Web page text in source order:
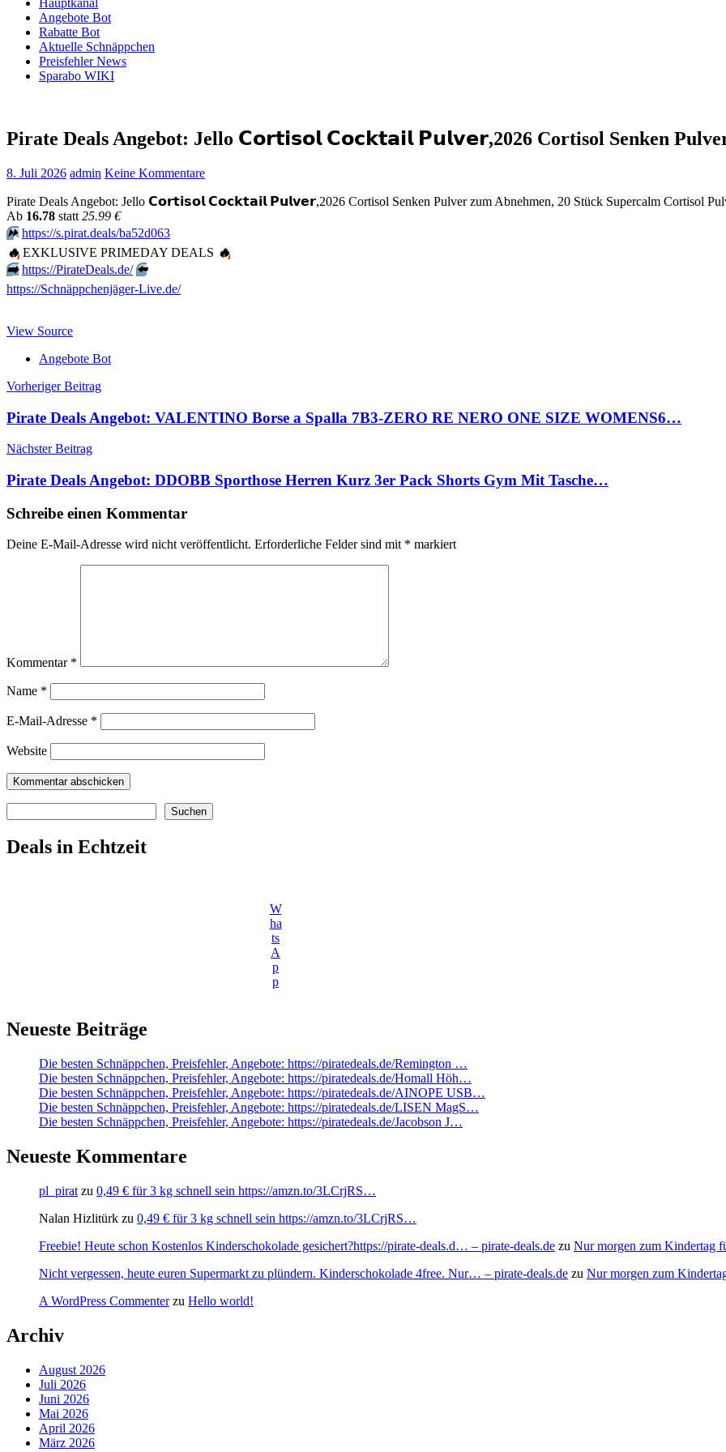
Hauptkanal
Angebote Bot
Rabatte Bot
Aktuelle Schnäppchen
Preisfehler News
Sparabo WIKI
Pirate Deals Angebot: Jello 𝗖𝗼𝗿𝘁𝗶𝘀𝗼𝗹 𝗖𝗼𝗰𝗸𝘁𝗮𝗶𝗹 𝗣𝘂𝗹𝘃𝗲𝗿,2026 Cortisol Senken
8. Juli 2026 admin Keine Kommentare
Pirate Deals Angebot: Jello 𝗖𝗼𝗿𝘁𝗶𝘀𝗼𝗹 𝗖𝗼𝗰𝗸𝘁𝗮𝗶𝗹 𝗣𝘂𝗹𝘃𝗲𝗿,2026 Cortisol Senken Pulver zum Abnehmen, 20 Stück Supercalm Cortisol
Аb 16.78 statt 25.99 €
⏩️ https://s.pirat.deals/ba52d063
🔥 EXKLUSIVE PRIMEDAY DEALS 🔥
➡️ https://PirateDeals.de/ ⬅️
https://Schnäppchenjäger-Live.de/
View Source
Angebote Bot
Beitragsnavigation
Vorheriger Beitrag
Pirate Deals Angebot: VALENTINO Borse a Spalla 7B3-ZERO RE NERO ONE SIZE WOMENS6…
Nächster Beitrag
Pirate Deals Angebot: DDOBB Sporthose Herren Kurz 3er Pack Shorts Gym Mit Tasche…
Schreibe einen Kommentar
Deine E-Mail-Adresse wird nicht veröffentlicht. Erforderliche Felder sind mit * markiert
Kommentar *
Name *
E-Mail-Adresse *
Website
Suchen
Deals in Echtzeit
W
ha
ts
A
p
p
Neueste Beiträge
Die besten Schnäppchen, Preisfehler, Angebote: https://piratedeals.de/Remington …
Die besten Schnäppchen, Preisfehler, Angebote: https://piratedeals.de/Homall Höh…
Die besten Schnäppchen, Preisfehler, Angebote: https://piratedeals.de/AINOPE USB…
Die besten Schnäppchen, Preisfehler, Angebote: https://piratedeals.de/LISEN MagS…
Die besten Schnäppchen, Preisfehler, Angebote: https://piratedeals.de/Jacobson J…
Neueste Kommentare
pl_pirat zu 0,49 € für 3 kg schnell sein https://amzn.to/3LCrjRS…
Nalan Hizlitürk zu 0,49 € für 3 kg schnell sein https://amzn.to/3LCrjRS…
Freebie! Heute schon Kostenlos Kinderschokolade gesichert?https://pirate-deals.d… – pirate-deals.de zu Nur morgen zum Kindertag
Nicht vergessen, heute euren Supermarkt zu plündern. Kinderschokolade 4free. Nur… – pirate-deals.de zu Nur morgen zum
A WordPress Commenterzu Hello world!
Archiv
August 2026
Juli 2026
Juni 2026
Mai 2026
April 2026
März 2026